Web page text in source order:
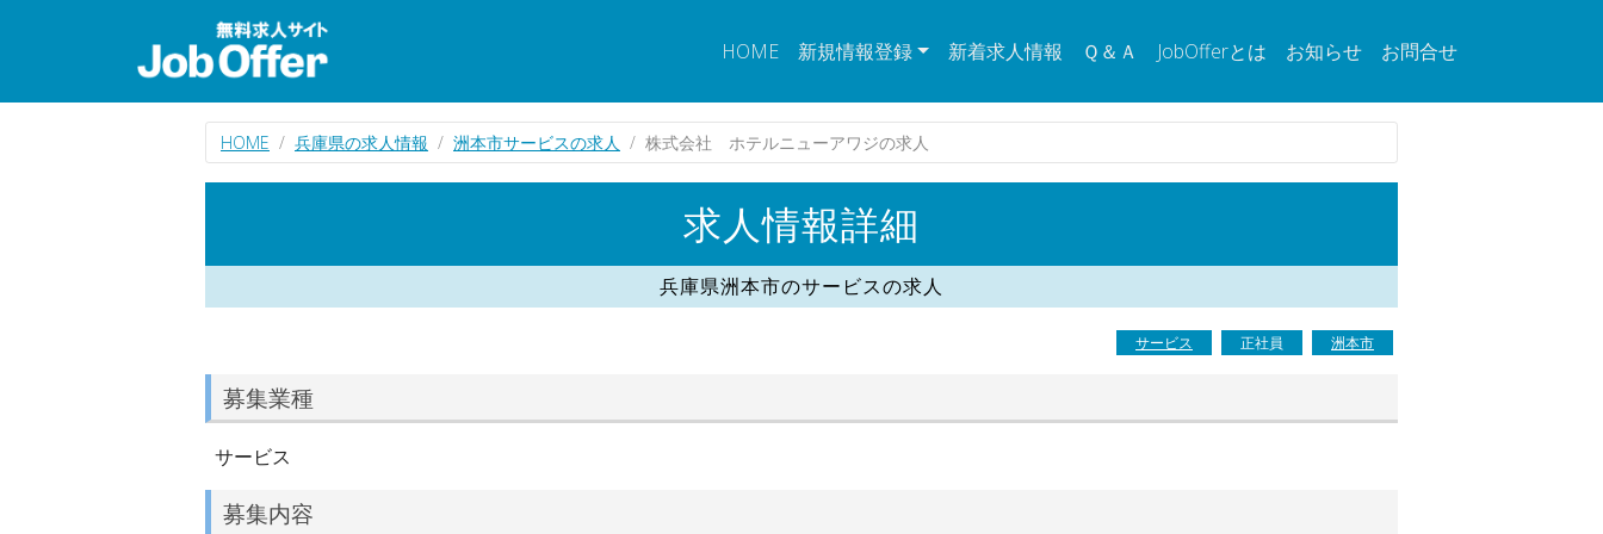
HOME 新規情報登録 新着求人情報 Ｑ＆Ａ JobOfferとは お知らせ お問合せ
HOME 兵庫県の求人情報 洲本市サービスの求人 株式会社 ホテルニューアワジの求人
求人情報詳細
兵庫県洲本市のサービスの求人
サービス 正社員 洲本市
募集業種
サービス
募集内容